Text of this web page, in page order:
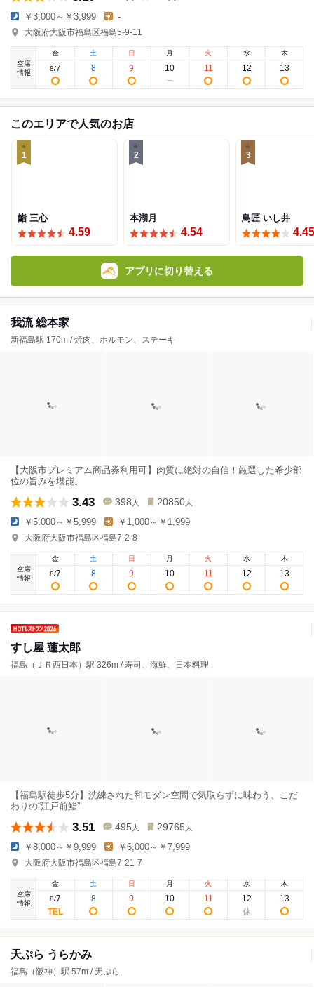
￥3,000～￥3,999 -
大阪府大阪市福島区福島5-9-11
空席
情報
金
8/7
土
8
日
9
月
10
火
11
水
12
木
13
このエリアで人気のお店
1
鮨 三心
4.59
2
本湖月
4.54
3
鳥匠 いし井
4.45
アプリに切り替える
我流 総本家
新福島駅 170m / 焼肉、ホルモン、ステーキ
【大阪市プレミアム商品券利用可】肉質に絶対の自信！厳選した希少部
位の旨みを堪能。
3.43 398 人 20850 人
￥5,000～￥5,999 ￥1,000～￥1,999
大阪府大阪市福島区福島7-2-8
空席
情報
金
8/7
土
8
日
9
月
10
火
11
水
12
木
13
すし屋 蓮太郎
福島（ＪＲ西日本）駅 326m / 寿司、海鮮、日本料理
【福島駅徒歩5分】洗練された和モダン空間で気取らずに味わう、こだ
わりの“江戸前鮨”
3.51 495 人 29765 人
￥8,000～￥9,999 ￥6,000～￥7,999
大阪府大阪市福島区福島7-21-7
空席
情報
金
8/7
土
8
日
9
月
10
火
11
水
12
木
13
天ぷら うらかみ
福島（阪神）駅 57m / 天ぷら